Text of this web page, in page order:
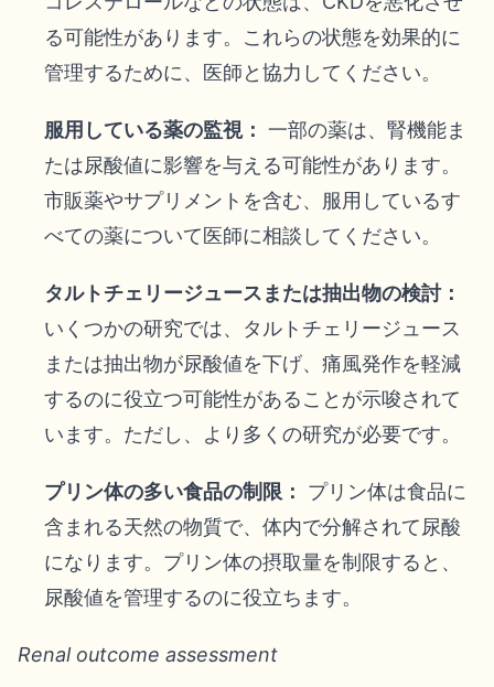
る可能性があります。これらの状態を効果的に
管理するために、医師と協力してください。
服用している薬の監視： 一部の薬は、腎機能ま
たは尿酸値に影響を与える可能性があります。
市販薬やサプリメントを含む、服用しているす
べての薬について医師に相談してください。
タルトチェリージュースまたは抽出物の検討：
いくつかの研究では、タルトチェリージュース
または抽出物が尿酸値を下げ、痛風発作を軽減
するのに役立つ可能性があることが示唆されて
います。ただし、より多くの研究が必要です。
プリン体の多い食品の制限：
プリン体は食品に
含まれる天然の物質で、体内で分解されて尿酸
になります。プリン体の摂取量を制限すると、
尿酸値を管理するのに役立ちます。
Renal outcome assessment